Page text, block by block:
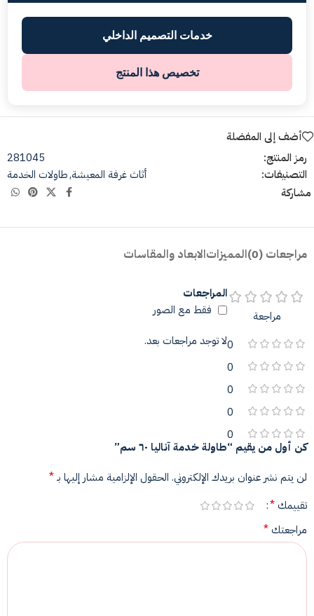
خدمات التصميم الداخلي
تخصيص هذا المنتج
أضف إلى المفضلة
رمز المنتج:
281045
التصنيفات:
أثاث غرفة المعيشة,طاولات الخدمة
مشاركة
مراجعات (0) المميزاتالابعاد والمقاسات
مراجعة
0
0
0
0
0
المراجعات
فقط مع الصور
لا توجد مراجعات بعد.
كن أول من يقيم “طاولة خدمة آناليا ٦٠ سم”
لن يتم نشر عنوان بريدك الإلكتروني. الحقول الإلزامية مشار إليها بـ*
تقييمك *
مراجعتك *